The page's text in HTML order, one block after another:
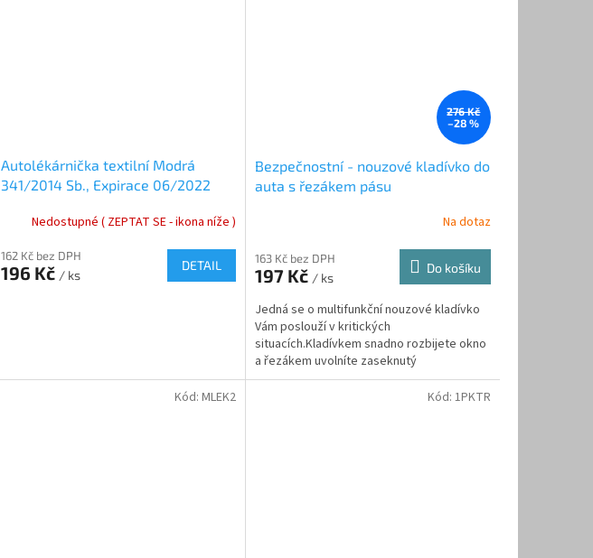
Autolékárnička textilní Modrá
341/2014 Sb., Expirace 06/2022
Nedostupné ( ZEPTAT SE - ikona níže )
162 Kč bez DPH
196 Kč / ks
DETAIL
276 Kč
–28 %
Bezpečnostní - nouzové kladívko do
auta s řezákem pásu
Na dotaz
163 Kč bez DPH
197 Kč / ks
Do košíku
Jedná se o multifunkční nouzové kladívko
Vám poslouží v kritických
situacích.Kladívkem snadno rozbijete okno
a řezákem uvolníte zaseknutý
bezpečnostní pás.Řezák je ukryt v...
Kód: MLEK2 Kód: 1PKTR